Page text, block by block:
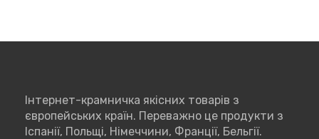
Інтернет-крамничка якісних товарів з
європейських країн. Переважно це продукти з
Іспанії, Польщі, Німеччини, Франції, Бельгії.